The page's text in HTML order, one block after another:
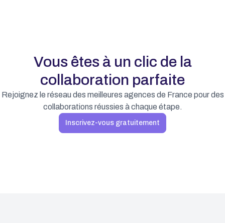
Vous êtes à un clic de la
collaboration parfaite
Rejoignez le réseau des meilleures agences de France pour des
collaborations réussies à chaque étape.
Inscrivez-vous gratuitement